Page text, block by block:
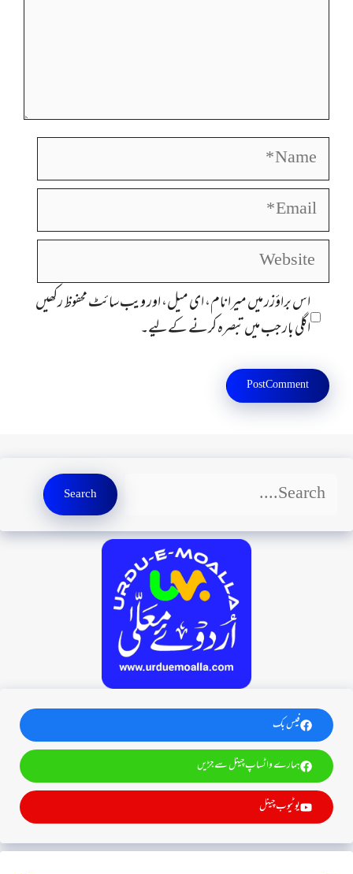
Name
Email
Website
اس براؤزر میں میرا نام، ای میل، اور ویب سائٹ محفوظ رکھیں
اگلی بار جب میں تبصرہ کرنے کےلیے۔
Search
Search
فیس بک
ہمارے واٹساپ چینل سے جڑیں
یوٹیوب چینل